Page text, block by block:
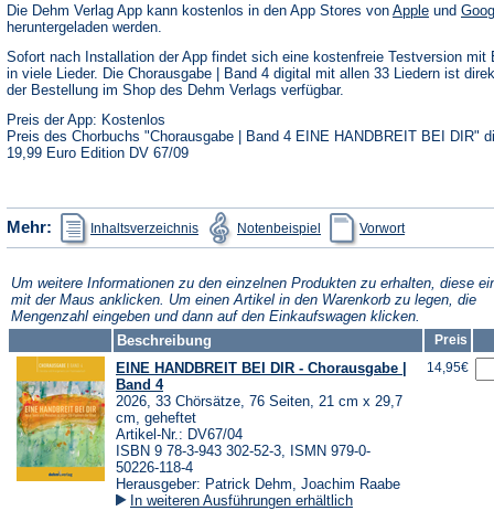
Die Dehm Verlag App kann kostenlos in den App Stores von Apple(Öffnet
neuen
Tab)
und
heruntergeladen werden.
Sofort nach Installation der App findet sich eine kostenfreie Testversion mit
in viele Lieder. Die Chorausgabe | Band 4 digital mit allen 33 Liedern ist
der Bestellung im Shop des Dehm Verlags verfügbar.
Preis der App: Kostenlos
Preis des Chorbuchs "Chorausgabe | Band 4 EINE HANDBREIT BEI DIR"
19,99 Euro Edition DV 67/09
Mehr: Inhaltsverzeichnis
(Öffnet
in
einem
Tab)
Notenbeispiel
(Öffnet
in
einem
Tab)
Vorwortin
einem
Tab)
Um weitere Informationen zu den einzelnen Produkten zu erhalten, diese
mit der Maus anklicken. Um einen Artikel in den Warenkorb zu legen, die
Mengenzahl eingeben und dann auf den Einkaufswagen klicken.
Beschreibung
Preis
EINE HANDBREIT BEI DIR - Chorausgabe |
Band 4
2026, 33 Chörsätze, 76 Seiten, 21 cm x 29,7
cm, geheftet
Artikel-Nr.: DV67/04
ISBN 9 78-3-943 302-52-3, ISMN 979-0-
50226-118-4
Herausgeber: Patrick Dehm, Joachim Raabe
In weiteren Ausführungen erhältlich
14,95€